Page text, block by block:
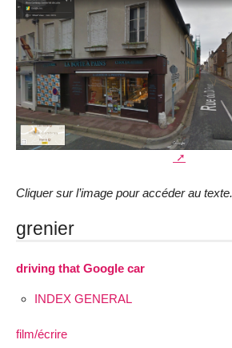
Cliquer sur l’image pour accéder au texte.
grenier
driving that Google car
INDEX GENERAL
film/écrire